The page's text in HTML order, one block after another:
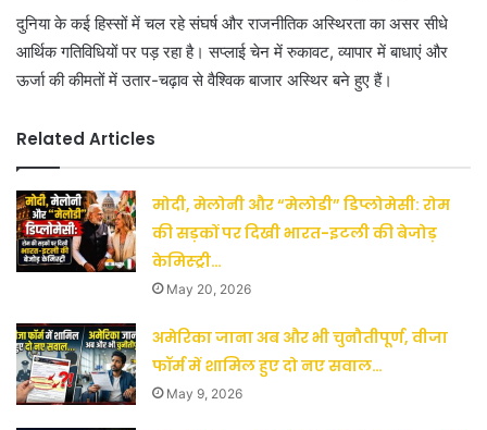
दुनिया के कई हिस्सों में चल रहे संघर्ष और राजनीतिक अस्थिरता का असर सीधे
आर्थिक गतिविधियों पर पड़ रहा है। सप्लाई चेन में रुकावट, व्यापार में बाधाएं और
ऊर्जा की कीमतों में उतार-चढ़ाव से वैश्विक बाजार अस्थिर बने हुए हैं।
Related Articles
मोदी, मेलोनी और “मेलोडी” डिप्लोमेसी: रोम
की सड़कों पर दिखी भारत-इटली की बेजोड़
केमिस्ट्री…
May 20, 2026
अमेरिका जाना अब और भी चुनौतीपूर्ण, वीजा
फॉर्म में शामिल हुए दो नए सवाल…
May 9, 2026